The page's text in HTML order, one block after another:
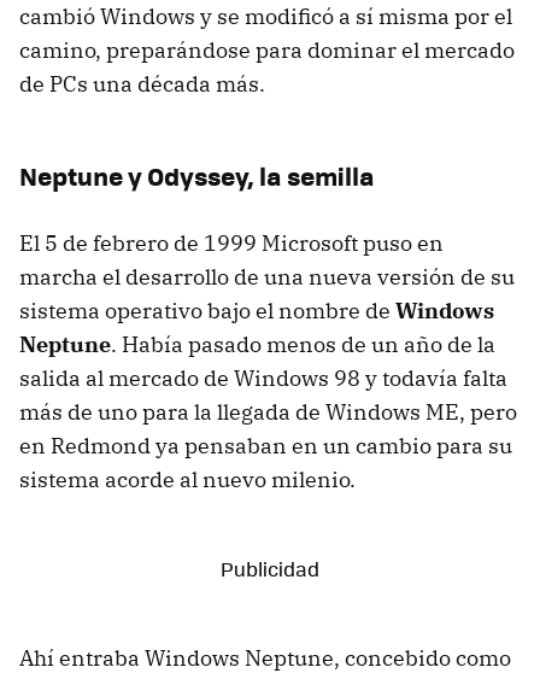
cambió Windows y se modificó a sí misma por el
camino, preparándose para dominar el mercado
de PCs una década más.
Neptune y Odyssey, la semilla
El 5 de febrero de 1999 Microsoft puso en
marcha el desarrollo de una nueva versión de su
sistema operativo bajo el nombre de Windows
Neptune. Había pasado menos de un año de la
salida al mercado de Windows 98 y todavía falta
más de uno para la llegada de Windows ME, pero
en Redmond ya pensaban en un cambio para su
sistema acorde al nuevo milenio.
Ahí entraba Windows Neptune, concebido como